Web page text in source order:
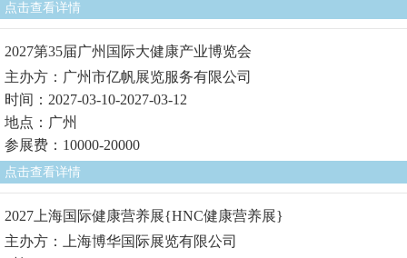
点击查看详情
2027第35届广州国际大健康产业博览会
主办方：广州市亿帆展览服务有限公司
时间：2027-03-10-2027-03-12
地点：广州
参展费：10000-20000
点击查看详情
2027上海国际健康营养展{HNC健康营养展}
主办方：上海博华国际展览有限公司